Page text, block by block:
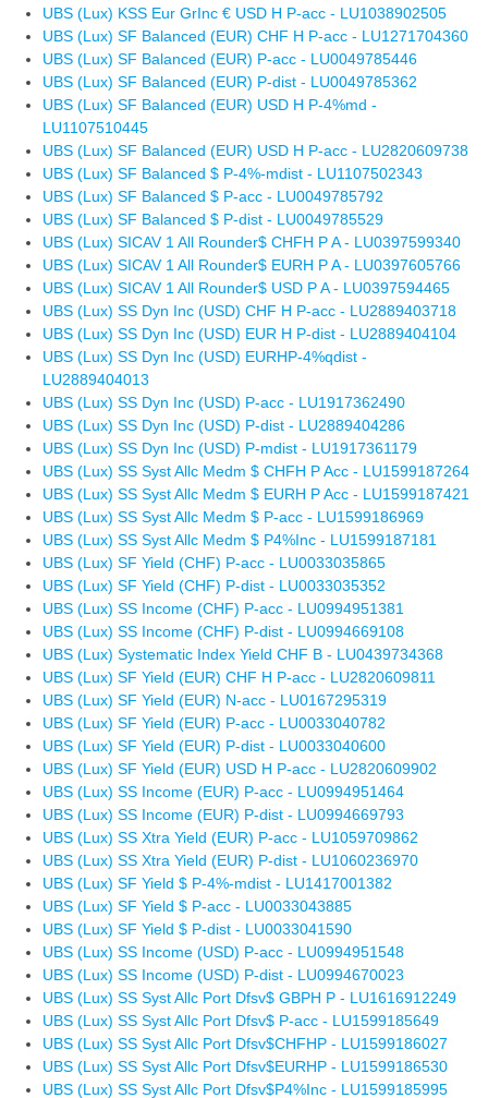
UBS (Lux) KSS Eur GrInc € USD H P-acc - LU1038902505
UBS (Lux) SF Balanced (EUR) CHF H P-acc - LU1271704360
UBS (Lux) SF Balanced (EUR) P-acc - LU0049785446
UBS (Lux) SF Balanced (EUR) P-dist - LU0049785362
UBS (Lux) SF Balanced (EUR) USD H P-4%md -
LU1107510445
UBS (Lux) SF Balanced (EUR) USD H P-acc - LU2820609738
UBS (Lux) SF Balanced $ P-4%-mdist - LU1107502343
UBS (Lux) SF Balanced $ P-acc - LU0049785792
UBS (Lux) SF Balanced $ P-dist - LU0049785529
UBS (Lux) SICAV 1 All Rounder$ CHFH P A - LU0397599340
UBS (Lux) SICAV 1 All Rounder$ EURH P A - LU0397605766
UBS (Lux) SICAV 1 All Rounder$ USD P A - LU0397594465
UBS (Lux) SS Dyn Inc (USD) CHF H P-acc - LU2889403718
UBS (Lux) SS Dyn Inc (USD) EUR H P-dist - LU2889404104
UBS (Lux) SS Dyn Inc (USD) EURHP-4%qdist -
LU2889404013
UBS (Lux) SS Dyn Inc (USD) P-acc - LU1917362490
UBS (Lux) SS Dyn Inc (USD) P-dist - LU2889404286
UBS (Lux) SS Dyn Inc (USD) P-mdist - LU1917361179
UBS (Lux) SS Syst Allc Medm $ CHFH P Acc - LU1599187264
UBS (Lux) SS Syst Allc Medm $ EURH P Acc - LU1599187421
UBS (Lux) SS Syst Allc Medm $ P-acc - LU1599186969
UBS (Lux) SS Syst Allc Medm $ P4%Inc - LU1599187181
UBS (Lux) SF Yield (CHF) P-acc - LU0033035865
UBS (Lux) SF Yield (CHF) P-dist - LU0033035352
UBS (Lux) SS Income (CHF) P-acc - LU0994951381
UBS (Lux) SS Income (CHF) P-dist - LU0994669108
UBS (Lux) Systematic Index Yield CHF B - LU0439734368
UBS (Lux) SF Yield (EUR) CHF H P-acc - LU2820609811
UBS (Lux) SF Yield (EUR) N-acc - LU0167295319
UBS (Lux) SF Yield (EUR) P-acc - LU0033040782
UBS (Lux) SF Yield (EUR) P-dist - LU0033040600
UBS (Lux) SF Yield (EUR) USD H P-acc - LU2820609902
UBS (Lux) SS Income (EUR) P-acc - LU0994951464
UBS (Lux) SS Income (EUR) P-dist - LU0994669793
UBS (Lux) SS Xtra Yield (EUR) P-acc - LU1059709862
UBS (Lux) SS Xtra Yield (EUR) P-dist - LU1060236970
UBS (Lux) SF Yield $ P-4%-mdist - LU1417001382
UBS (Lux) SF Yield $ P-acc - LU0033043885
UBS (Lux) SF Yield $ P-dist - LU0033041590
UBS (Lux) SS Income (USD) P-acc - LU0994951548
UBS (Lux) SS Income (USD) P-dist - LU0994670023
UBS (Lux) SS Syst Allc Port Dfsv$ GBPH P - LU1616912249
UBS (Lux) SS Syst Allc Port Dfsv$ P-acc - LU1599185649
UBS (Lux) SS Syst Allc Port Dfsv$CHFHP - LU1599186027
UBS (Lux) SS Syst Allc Port Dfsv$EURHP - LU1599186530
UBS (Lux) SS Syst Allc Port Dfsv$P4%Inc - LU1599185995